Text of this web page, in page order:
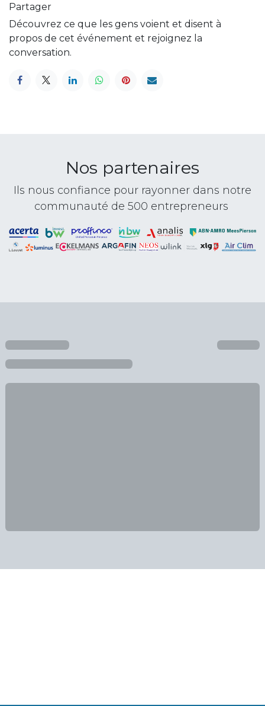
Partager
Découvrez ce que les gens voient et disent à
propos de cet événement et rejoignez la
conversation.
Nos partenaires
Ils nous confiance pour rayonner dans notre
communauté de 500 entrepreneurs